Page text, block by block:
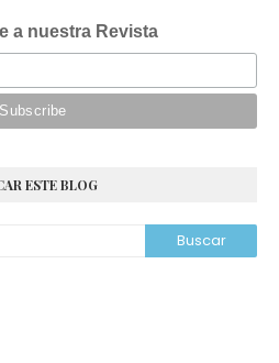
a nuestra Revista
ESTE BLOG